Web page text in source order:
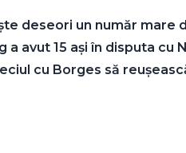
deseori un număr mare
avut 15 ași în disputa cu
cu Borges să